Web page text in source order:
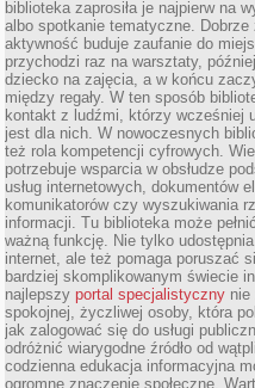
biblioteka zaprosiła je najpierw na
albo spotkanie tematyczne. Dobrze
aktywność buduje zaufanie do
przychodzi raz na warsztaty,
dziecko na zajęcia, a w końcu
między regały. W ten sposób
kontakt z ludźmi, którzy wcześniej
jest dla nich. W nowoczesnych
też rola kompetencji cyfrowych.
potrzebuje wsparcia w obsłudze
usług internetowych, dokumentów
komunikatorów czy wyszukiwania
informacji. Tu biblioteka może
ważną funkcję. Nie tylko
internet, ale też pomaga poruszać
bardziej skomplikowanym świecie
najlepszy portal specjalistyczny nie
spokojnej, życzliwej osoby, która
jak zalogować się do usługi
odróżnić wiarygodne źródło od
codzienna edukacja informacyjna
ogromne znaczenie społeczne.